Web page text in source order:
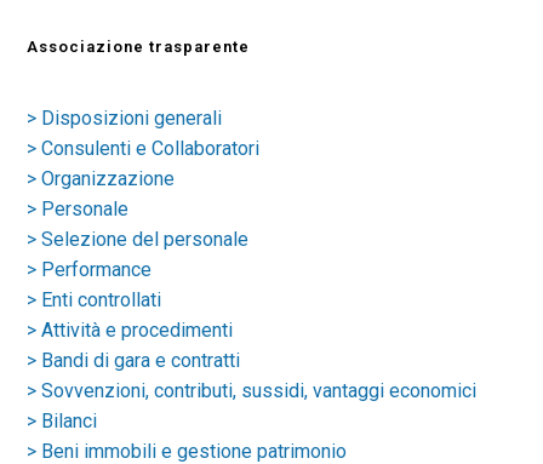
Associazione trasparente
> Disposizioni generali
> Consulenti e Collaboratori
> Organizzazione
> Personale
> Selezione del personale
> Performance
> Enti controllati
> Attività e procedimenti
> Bandi di gara e contratti
> Sovvenzioni, contributi, sussidi, vantaggi economici
> Bilanci
> Beni immobili e gestione patrimonio